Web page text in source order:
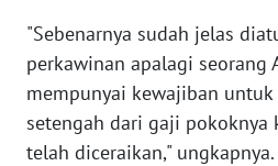
"Sebenarnya sudah jelas
perkawinan apalagi seorang
mempunyai kewajiban
setengah dari gaji pokoknya
telah diceraikan," ungkapnya.
WN
SULTRA
NTB